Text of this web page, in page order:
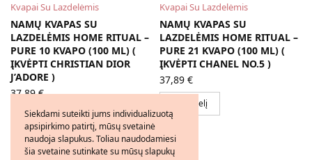
Kvapai Su Lazdelėmis
NAMŲ KVAPAS SU
LAZDELĖMIS HOME RITUAL –
PURE 10 KVAPO (100 ML) (
ĮKVĖPTI CHRISTIAN DIOR
J’ADORE )
37,89€
Į krepšelį
Kvapai Su Lazdelėmis
NAMŲ KVAPAS SU
LAZDELĖMIS HOME RITUAL –
PURE 21 KVAPO (100 ML) (
ĮKVĖPTI CHANEL NO.5 )
37,89 €
Į krepšelį
Siekdami suteikti jums individualizuotą
apsipirkimo patirtį, mūsų svetainė
naudoja slapukus. Toliau naudodamiesi
šia svetaine sutinkate su mūsų slapukų